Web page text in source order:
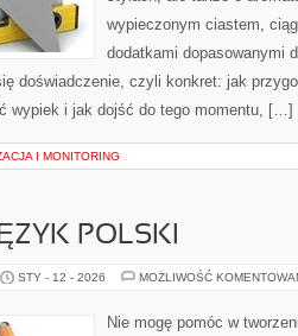
wypieczonym ciastem,
dodatkami dopasowanymi
doświadczenie, czyli konkret: jak
wypiek i jak dojść do tego momentu, […]
I MONITORING
POLSKI
STY - 12 - 2026 MOŻLIWOŚĆ
Nie mogę pomóc w